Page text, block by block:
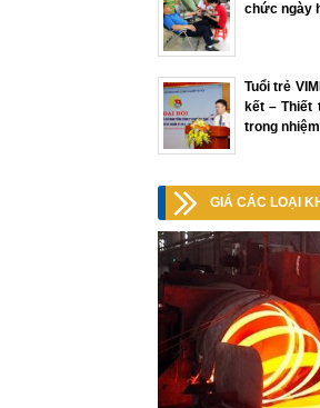
chức ngày
Tuổi trẻ
kết – Thiết
trong
GIÁ CÁC LOẠI